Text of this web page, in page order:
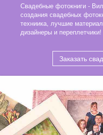
Свадебные фотокниги -
создания свадебных
техниика, лучшие
дизайнеры и переплетчики!
Заказать